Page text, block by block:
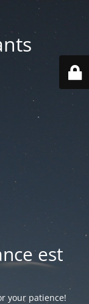
est
your patience!